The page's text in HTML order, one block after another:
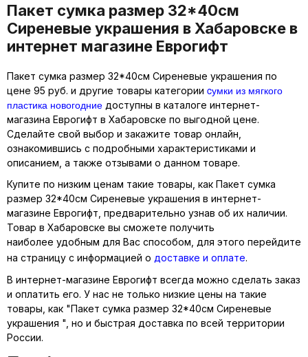
Пакет сумка размер 32*40см
Сиреневые украшения в Хабаровске в
интернет магазине Еврогифт
Пакет сумка размер 32*40см Сиреневые украшения по
цене 95 руб. и другие товары категории cумки из мягкого
пластика новогодние доступны в каталоге интернет-
магазина Еврогифт в Хабаровске по выгодной цене.
Сделайте свой выбор и закажите товар онлайн,
ознакомившись с подробными характеристиками и
описанием, а также отзывами о данном товаре.
Купите по низким ценам такие товары, как Пакет сумка
размер 32*40см Сиреневые украшения в интернет-
магазине Еврогифт, предварительно узнав об их наличии.
Товар в Хабаровске вы сможете получить
наиболее удобным для Вас способом, для этого перейдите
на страницу с информацией о доставке и оплате.
В интернет-магазине Еврогифт всегда можно сделать заказ
и оплатить его. У нас не только низкие цены на такие
товары, как "Пакет сумка размер 32*40см Сиреневые
украшения ", но и быстрая доставка по всей территории
России.